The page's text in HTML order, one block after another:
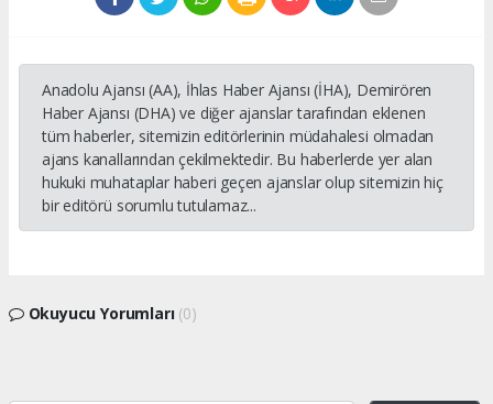
Anadolu Ajansı (AA), İhlas Haber Ajansı (İHA), Demirören
Haber Ajansı (DHA) ve diğer ajanslar tarafından eklenen
tüm haberler, sitemizin editörlerinin müdahalesi olmadan
ajans kanallarından çekilmektedir. Bu haberlerde yer alan
hukuki muhataplar haberi geçen ajanslar olup sitemizin hiç
bir editörü sorumlu tutulamaz...
Okuyucu Yorumları (0)